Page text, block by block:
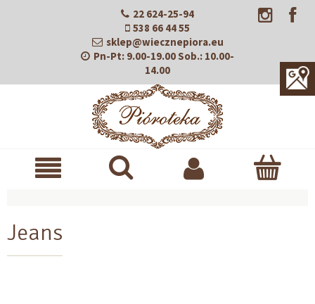
22 624-25-94
538 66 44 55
sklep@wiecznepiora.eu
Pn-Pt: 9.00-19.00Sob.: 10.00-
14.00
Jeans